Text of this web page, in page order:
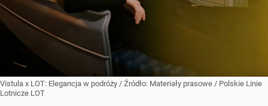
Vistula x LOT: Elegancja w podróży / Źródło: Materiały prasowe / Polskie Linie
Lotnicze LOT